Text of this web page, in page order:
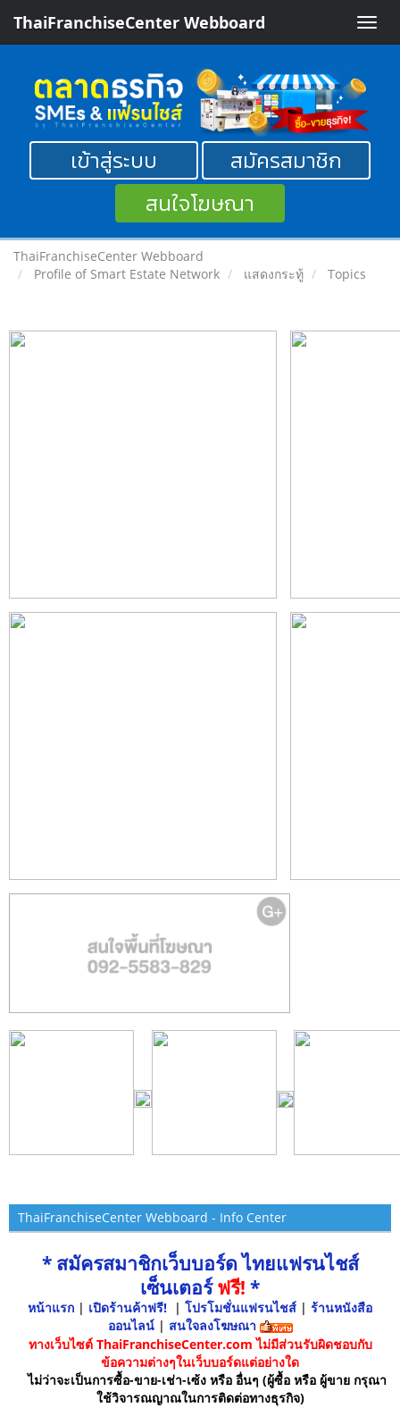
Toggle
ThaiFranchiseCenter Webboard
เข้าสู่ระบบ
สมัครสมาชิก
สนใจโฆษณา
ThaiFranchiseCenter Webboard
Profile of Smart Estate Network
แสดงกระทู้ Topics
ThaiFranchiseCenter Webboard - Info Center
* สมัครสมาชิกเว็บบอร์ด ไทยแฟรนไชส์
เซ็นเตอร์ฟรี! *
หน้าแรก | เปิดร้านค้าฟรี! | โปรโมชั่นแฟรนไชส์ | ร้านหนังสือ
ออนไลน์ | สนใจลงโฆษณา
ทางเว็บไซต์ ThaiFranchiseCenter.com ไม่มีส่วนรับผิดชอบกับ
ข้อความต่างๆในเว็บบอร์ดแต่อย่างใด
ไม่ว่าจะเป็นการซื้อ-ขาย-เช่า-เซ้ง หรือ อื่นๆ (ผู้ซื้อ หรือ ผู้ขาย กรุณา
ใช้วิจารณญาณในการติดต่อทางธุรกิจ)